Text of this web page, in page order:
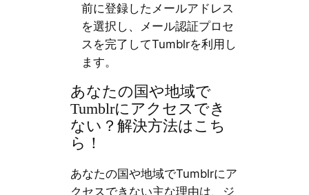
前に登録したメールアドレス
を選択し、メール認証プロセ
スを完了してTumblrを利用し
ます。
あなたの国や地域で
Tumblrにアクセスでき
ない？解決方法はこち
ら！
あなたの国や地域でTumblrにア
クセスできない主な理由は、ジ